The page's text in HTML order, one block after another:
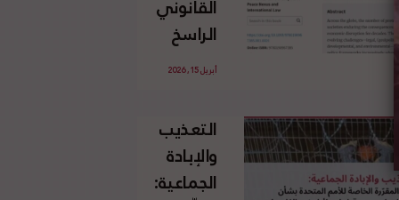
الإسرائيلي
غير
القانوني
الفلسطينية
القانوني
الراسخ
للاجئين
وحقهم
في العودة
بموجب
أبريل 15, 2026
التعذيب
والإبادة
الجماعية: